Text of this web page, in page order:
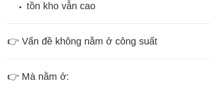
tồn kho vẫn cao
👉 Vấn đề không nằm ở công suất
👉 Mà nằm ở: